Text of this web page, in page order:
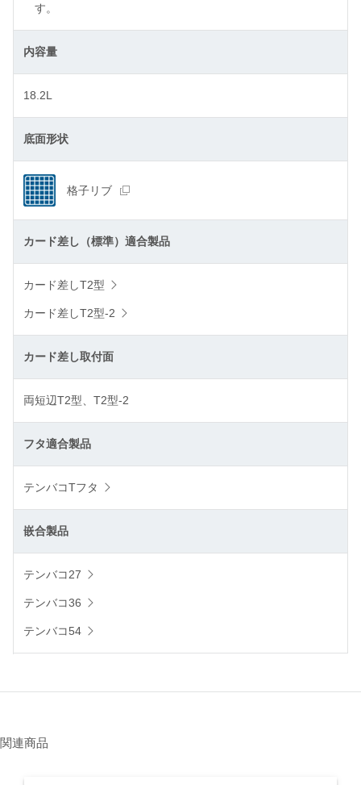
す。
内容量
18.2L
底面形状
格子リブ
カード差し（標準）適合製品
カード差しT2型
カード差しT2型-2
カード差し取付面
両短辺T2型、T2型-2
フタ適合製品
テンバコTフタ
嵌合製品
テンバコ27
テンバコ36
テンバコ54
関連商品